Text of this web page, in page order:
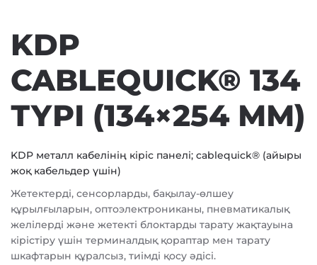
KDP
CABLEQUICK® 134
ТҮРІ (134×254 ММ)
KDP металл кабелінің кіріс панелі; cablequick® (айыры
жоқ кабельдер үшін)
Жетектерді, сенсорларды, бақылау-өлшеу
құрылғыларын, оптоэлектрониканы, пневматикалық
желілерді және жетекті блоктарды тарату жақтауына
кірістіру үшін терминалдық қораптар мен тарату
шкафтарын құралсыз, тиімді қосу әдісі.